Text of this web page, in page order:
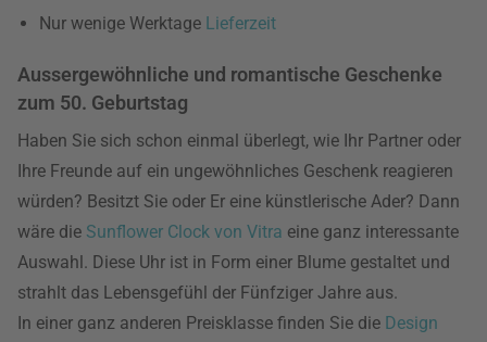
Nur wenige Werktage Lieferzeit
Aussergewöhnliche und romantische Geschenke
zum 50. Geburtstag
Haben Sie sich schon einmal überlegt, wie Ihr Partner oder
Ihre Freunde auf ein ungewöhnliches Geschenk reagieren
würden? Besitzt Sie oder Er eine künstlerische Ader? Dann
wäre die Sunflower Clock von Vitra eine ganz interessante
Auswahl. Diese Uhr ist in Form einer Blume gestaltet und
strahlt das Lebensgefühl der Fünfziger Jahre aus.
In einer ganz anderen Preisklasse finden Sie die Design